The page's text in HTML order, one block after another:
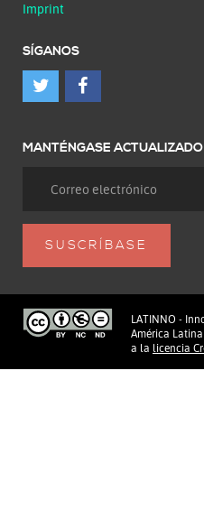
Imprint
SÍGANOS
MANTÉNGASE ACTUALIZADO
LATINNO -
América Latina
a la licencia